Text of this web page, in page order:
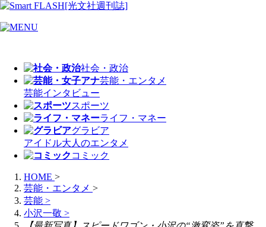
社会・政治
芸能・エンタメ
芸能インタビュー
スポーツ
ライフ・マネー
グラビア
アイドル大人のエンタメ
コミック
HOME >
芸能・エンタメ >
芸能 >
小沢一敬 >